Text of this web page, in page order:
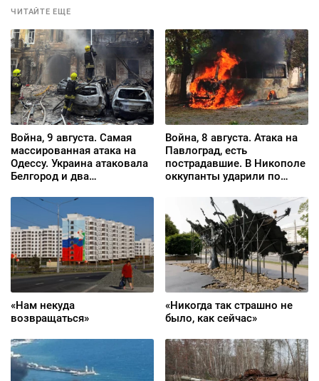
ЧИТАЙТЕ ЕЩЕ
Война, 9 августа. Самая
массированная атака на
Одессу. Украина атаковала
Белгород и два
Новороссийске. И снова
Малая Токмачка
Война, 8 августа. Атака на
Павлоград, есть
пострадавшие. В Никополе
оккупанты ударили по
водитель погиб
«Нам некуда
возвращаться»
«Никогда так страшно не
было, как сейчас»